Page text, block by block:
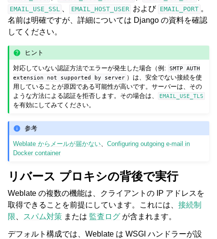
EMAIL_USE_SSL 、 EMAIL_HOST_USER および EMAIL_PORT 。
名前は明確ですが、詳細については Django の資料を確認
してください。
ヒント
対応していない認証方法でエラーが発生した場合（例: SMTP
AUTH
extension
not supported by server ）は、安全でない接続を使
用していることが原因である可能性が高いです。サーバーは、その
ような方法による認証を拒否します。その場合は、
EMAIL_USE_TLS
を有効にしてみてください。
参考
Weblate からメールが届かない、Configuring outgoing e-mail in
Docker container
リバース プロキシの背後で実行
Weblate の複数の機能は、クライアントの IP アドレスを
取得できることを前提にしています。これには、 接続制
限
スパム対策 または 監査ログ が含まれます。
デフォルト構成では、Weblate は WSGI ハンドラーが設